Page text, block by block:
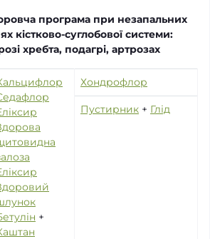
програма при незапальних
кістково-суглобової системи:
хребта, подагрі, артрозах
+
Хондрофлор
Пустирник + Глід